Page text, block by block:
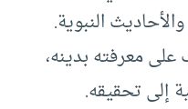
النبوية.
معرفته بدينه،
إلى تحقيقه.